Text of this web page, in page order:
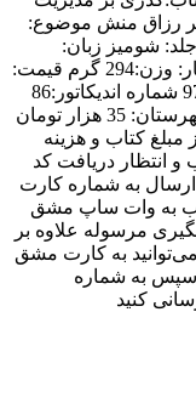
رزاق منش موضوع:
شومیز زبان:
فارسی تعداد صفحات:200 صفحه سال انتشار: وزن:294 گرم قیمت:
58000 تومان شماره شابک:..-..-8920-600-978 شماره اندیکاتور:86
ارسال تهران: هزینه پیک در مقصد ارسال شهرستان: 35 هزار تومان
1400) • طریقه خرید: 1.واریز مبلغ کتاب و هزینه
انتظار دریافت کد
هزینه ارسال به شماره کارت
به وات ساپ مشق
کد پیگیری مرسوله علاوه بر
به کارت مشق
شب پرداخت کنید ۶۰۳۷ ۶۹۷۵ ۰۲۳۴ ۹۵۴۸ سپس به شماره